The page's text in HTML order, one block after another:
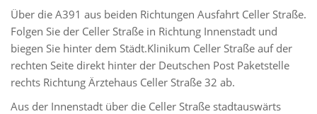
Über die A391 aus beiden Richtungen Ausfahrt Celler Straße.
Folgen Sie der Celler Straße in Richtung Innenstadt und
biegen Sie hinter dem Städt.Klinikum Celler Straße auf der
rechten Seite direkt hinter der Deutschen Post Paketstelle
rechts Richtung Ärztehaus Celler Straße 32 ab.
Aus der Innenstadt über die Celler Straße stadtauswärts